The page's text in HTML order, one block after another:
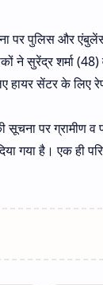
पर पुलिस और
ने सुरेंद्र शर्मा
हायर सेंटर के लिए
पर ग्रामीण व
गया है। एक ही